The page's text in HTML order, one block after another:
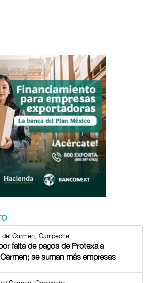
del Carmen, Campeche
falta de pagos de Protexa a
se suman más empresas